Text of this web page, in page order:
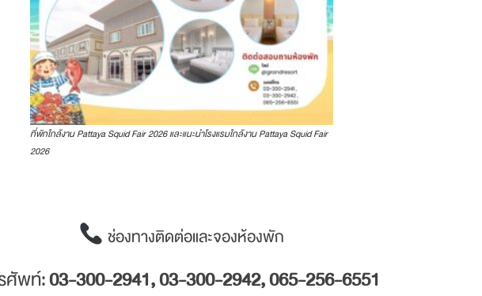
ที่พักใกล้งาน Pattaya Squid Fair 2026 และแนะนำโรงแรมใกล้งาน Pattaya Squid Fair
2026
ช่องทางติดต่อและจองห้องพัก
ศัพท์:03-300-2941, 03-300-2942, 065-256-6551